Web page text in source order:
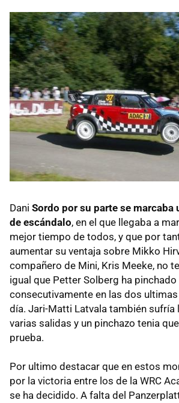
Dani Sordo por su parte se
de escándalo, en el que llegaba a
mejor tiempo de todos, y que por
aumentar su ventaja sobre Mikko
compañero de Mini, Kris Meeke, no
igual que Petter Solberg ha pinchado
consecutivamente en las dos ultimas
día. Jari-Matti Latvala también sufría
varias salidas y un pinchazo tenia
prueba.
Por ultimo destacar que en estos
por la victoria entre los de la WRC
se ha decidido. A falta del